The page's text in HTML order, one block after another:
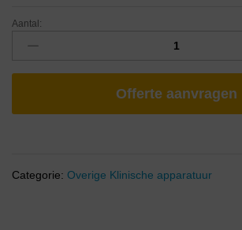
Aantal:
Offerte aanvragen
Categorie: Overige Klinische apparatuur